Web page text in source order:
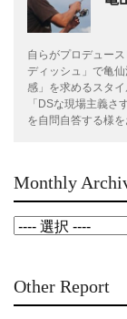
自らがプロデュー
ディッシュ」で亀
感」を求めるスタ
「DSな現場主義さ
を自問自答する様
Monthly
Other Report